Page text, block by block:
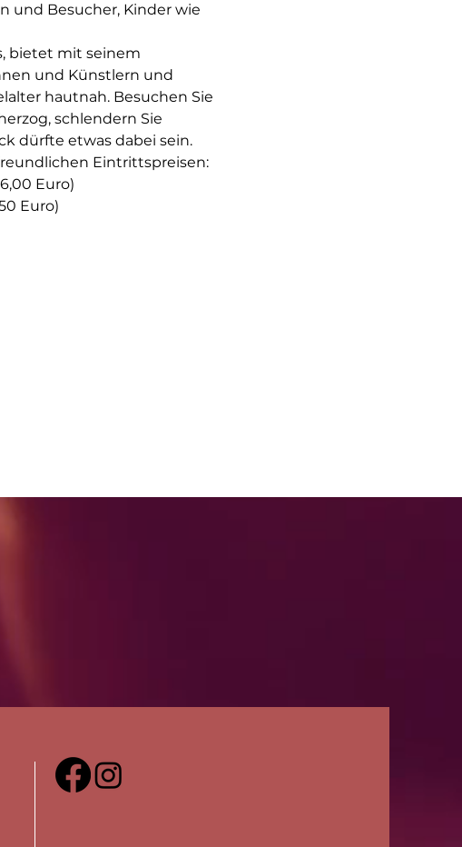
und Besucher, Kinder wie
bietet mit seinem
und Künstlern und
hautnah. Besuchen Sie
schlendern Sie
dürfte etwas dabei sein.
Eintrittspreisen:
Euro)
Euro)